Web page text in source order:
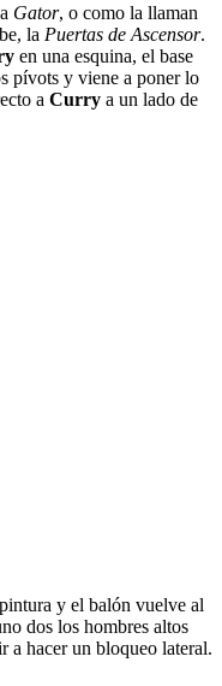
Gator, o como la llaman
la Puertas de Ascensor.
en una esquina, el base
pívots y viene a poner lo
a Curry a un lado de
y el balón vuelve al
dos los hombres altos
a hacer un bloqueo lateral.